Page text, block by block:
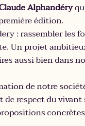
Alphandéry
édition.
: rassembler les
Un projet
aussi bien dans
de notre
respect du vivant